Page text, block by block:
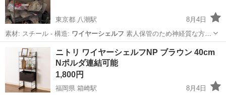
東京都 八潮駅
8月4日
素材: スチール - 構造: ワイヤーシェルフ
ご…東京 葛飾区 八潮駅 収納家具 メタルラック
ニトリ ワイヤーシェルフNP ブラウン 40cm
Nポルダ連結可能
1,800円
福岡県 箱崎駅
8月4日